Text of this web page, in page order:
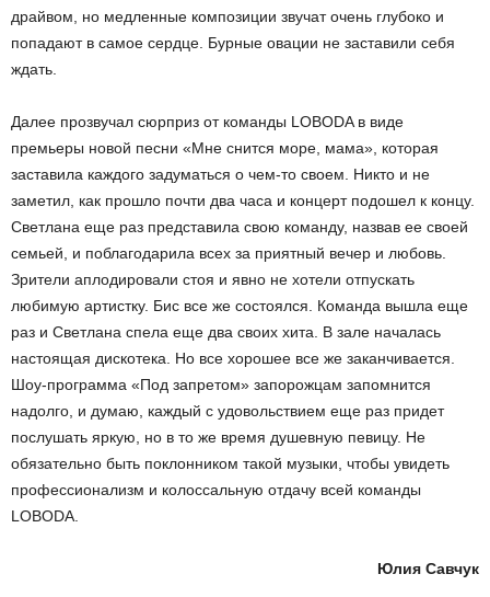
драйвом, но медленные композиции звучат очень глубоко и
попадают в самое сердце. Бурные овации не заставили себя
ждать.
Далее прозвучал сюрприз от команды LOBODA в виде
премьеры новой песни «Мне снится море, мама», которая
заставила каждого задуматься о чем-то своем. Никто и не
заметил, как прошло почти два часа и концерт подошел к концу.
Светлана еще раз представила свою команду, назвав ее своей
семьей, и поблагодарила всех за приятный вечер и любовь.
Зрители аплодировали стоя и явно не хотели отпускать
любимую артистку. Бис все же состоялся. Команда вышла еще
раз и Светлана спела еще два своих хита. В зале началась
настоящая дискотека. Но все хорошее все же заканчивается.
Шоу-программа «Под запретом» запорожцам запомнится
надолго, и думаю, каждый с удовольствием еще раз придет
послушать яркую, но в то же время душевную певицу. Не
обязательно быть поклонником такой музыки, чтобы увидеть
профессионализм и колоссальную отдачу всей команды
LOBODA.
Юлия Савчук